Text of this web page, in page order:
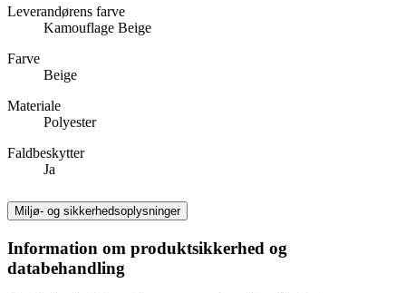
Leverandørens farve
Kamouflage Beige
Farve
Beige
Materiale
Polyester
Faldbeskytter
Ja
Miljø- og sikkerhedsoplysninger
Information om produktsikkerhed og
databehandling